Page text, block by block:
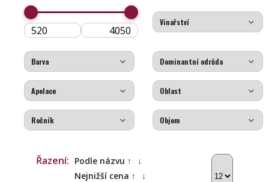
Řazení: Podle názvu ↑
↓
Nejnižší cena ↑
↓